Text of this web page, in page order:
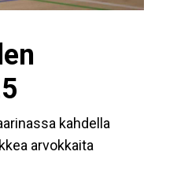
kahdella
arvokkaita